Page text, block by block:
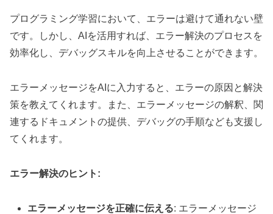
プログラミング学習において、エラーは避けて通れない壁
です。しかし、AIを活用すれば、エラー解決のプロセスを
効率化し、デバッグスキルを向上させることができます。
エラーメッセージをAIに入力すると、エラーの原因と解決
策を教えてくれます。また、エラーメッセージの解釈、関
連するドキュメントの提供、デバッグの手順なども支援し
てくれます。
エラー解決のヒント:
エラーメッセージを正確に伝える: エラーメッセージ